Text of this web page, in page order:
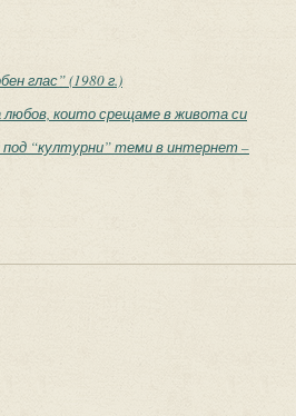
глас” (1980 г.)
които срещаме в живота си
“културни” теми в интернет –